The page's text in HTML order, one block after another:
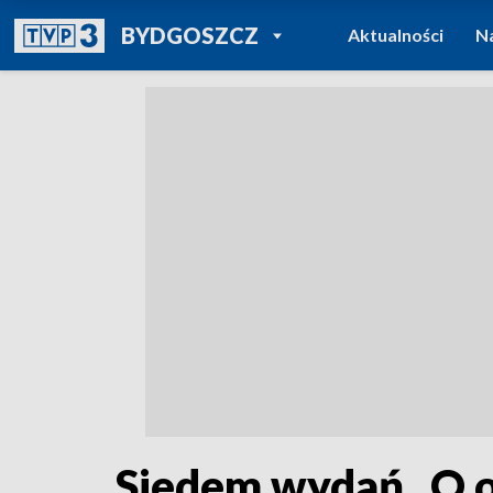
BYDGOSZCZPOWRÓT DO
TVP REGIONY
Aktualności